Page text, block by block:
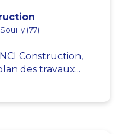
(77)
Construction,
des travaux...